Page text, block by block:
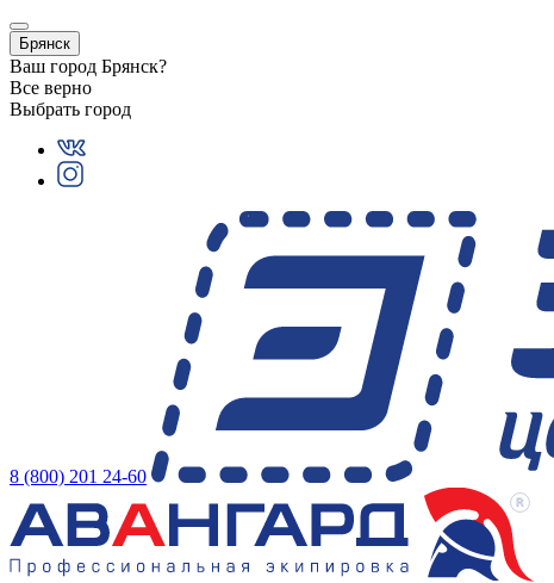
Брянск
Ваш город Брянск?
Все верно
Выбрать город
8 (800) 201 24-60